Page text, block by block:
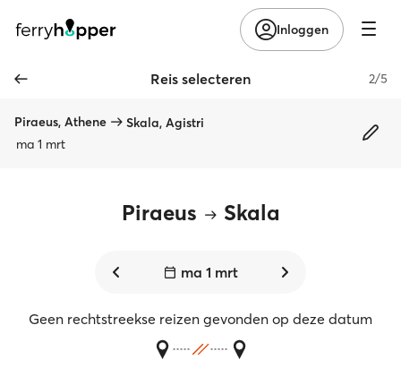
Inloggen
Reis selecteren 2/5
Piraeus, Athene
Skala, Agistri
ma 1 mrt
Piraeus Skala
ma 1 mrt
Geen rechtstreekse reizen gevonden op deze datum